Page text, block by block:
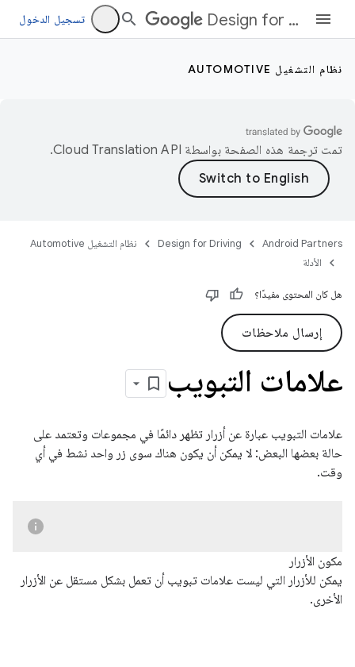
Design for Driving تسجيل الدخول
نظام التشغيل AUTOMOTIVE
تمت ترجمة هذه الصفحة بواسطة Cloud Translation API‏
.
Android Partners
Design for Driving
نظام التشغيل Automotive
الأدلة
هل كان المحتوى مفيدًا؟
إرسال ملاحظات
علامات التبويب
علامات التبويب عبارة عن أزرار تظهر دائمًا في مجموعات وتعتمد على
حالة بعضها البعض: لا يمكن أن يكون هناك سوى زر واحد نشط في أي
وقت.
مكون الأزرار
يمكن للأزرار التي ليست علامات تبويب أن تعمل بشكل مستقل عن الأزرار
الأخرى.